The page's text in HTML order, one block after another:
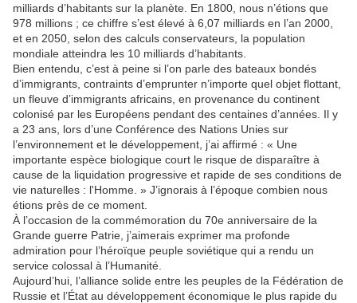
milliards d’habitants sur la planète. En 1800, nous n’étions que
978 millions ; ce chiffre s’est élevé à 6,07 milliards en l’an 2000,
et en 2050, selon des calculs conservateurs, la population
mondiale atteindra les 10 milliards d’habitants.
Bien entendu, c’est à peine si l’on parle des bateaux bondés
d’immigrants, contraints d’emprunter n’importe quel objet flottant,
un fleuve d’immigrants africains, en provenance du continent
colonisé par les Européens pendant des centaines d’années. Il y
a 23 ans, lors d’une Conférence des Nations Unies sur
l’environnement et le développement, j’ai affirmé : « Une
importante espèce biologique court le risque de disparaître à
cause de la liquidation progressive et rapide de ses conditions de
vie naturelles : l'Homme. » J’ignorais à l’époque combien nous
étions près de ce moment.
À l’occasion de la commémoration du 70e anniversaire de la
Grande guerre Patrie, j’aimerais exprimer ma profonde
admiration pour l’héroïque peuple soviétique qui a rendu un
service colossal à l’Humanité.
Aujourd’hui, l’alliance solide entre les peuples de la Fédération de
Russie et l’État au développement économique le plus rapide du